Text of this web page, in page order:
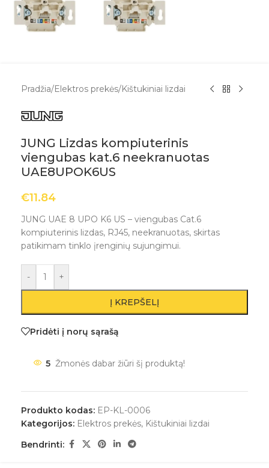
Pradžia/Elektros prekės/Kištukiniai lizdai
JUNG Lizdas kompiuterinis
viengubas kat.6 neekranuotas
UAE8UPOK6US
€11.84
JUNG UAE 8 UPO K6 US – viengubas Cat.6
kompiuterinis lizdas, RJ45, neekranuotas, skirtas
patikimam tinklo įrenginių sujungimui.
- +
Į KREPŠELĮ
Pridėti į norų sąrašą
5 Žmonės dabar žiūri šį produktą!
Produkto kodas: EP-KL-0006
Kategorijos: Elektros prekės, Kištukiniai lizdai
Bendrinti: